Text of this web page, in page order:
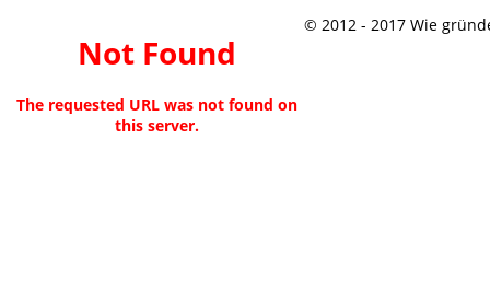
Not Found
The requested URL was not found on
this server.
© 2012 - 2017 Wie